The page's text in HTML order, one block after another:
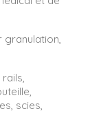
granulation,
scies,